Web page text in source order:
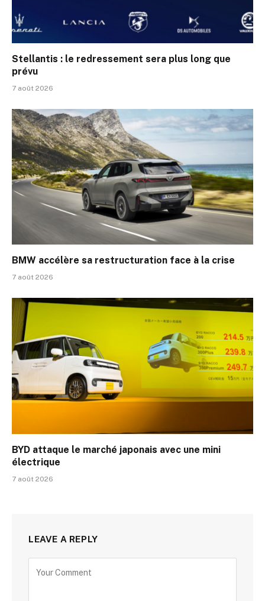
Stellantis : le redressement sera plus long que
prévu
7 août 2026
BMW accélère sa restructuration face à la crise
7 août 2026
BYD attaque le marché japonais avec une mini
électrique
7 août 2026
LEAVE A REPLY